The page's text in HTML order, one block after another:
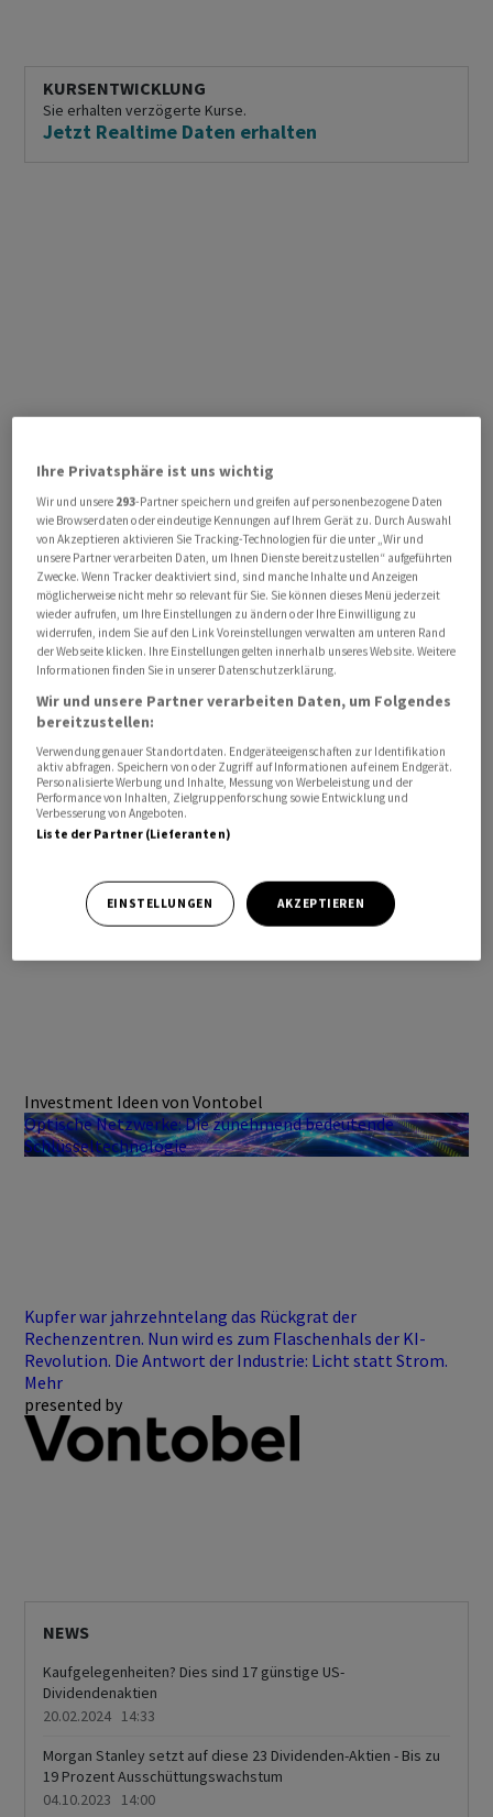
KURSENTWICKLUNG
Sie erhalten verzögerte Kurse.
Jetzt Realtime Daten erhalten
Investment Ideen von Vontobel
Optische Netzwerke: Die zunehmend bedeutende
Schlüsseltechnologie
Kupfer war jahrzehntelang das Rückgrat der
Rechenzentren. Nun wird es zum Flaschenhals der KI-
Revolution. Die Antwort der Industrie: Licht statt Strom.
Mehr
presented by
NEWS
Kaufgelegenheiten? Dies sind 17 günstige US-
Dividendenaktien
20.02.2024 14:33
Morgan Stanley setzt auf diese 23 Dividenden-Aktien - Bis zu
19 Prozent Ausschüttungswachstum
04.10.2023 14:00
Ihre Privatsphäre ist uns wichtig
Wir und unsere 293-Partner speichern und greifen auf personenbezogene Daten
wie Browserdaten oder eindeutige Kennungen auf Ihrem Gerät zu. Durch Auswahl
von Akzeptieren aktivieren Sie Tracking-Technologien für die unter „Wir und
unsere Partner verarbeiten Daten, um Ihnen Dienste bereitzustellen“ aufgeführten
Zwecke. Wenn Tracker deaktiviert sind, sind manche Inhalte und Anzeigen
möglicherweise nicht mehr so relevant für Sie. Sie können dieses Menü jederzeit
wieder aufrufen, um Ihre Einstellungen zu ändern oder Ihre Einwilligung zu
widerrufen, indem Sie auf den Link Voreinstellungen verwalten am unteren Rand
der Webseite klicken. Ihre Einstellungen gelten innerhalb unseres Website. Weitere
Informationen finden Sie in unserer Datenschutzerklärung.
Wir und unsere Partner verarbeiten Daten, um Folgendes
bereitzustellen:
Verwendung genauer Standortdaten. Endgeräteeigenschaften zur Identifikation
aktiv abfragen. Speichern von oder Zugriff auf Informationen auf einem Endgerät.
Personalisierte Werbung und Inhalte, Messung von Werbeleistung und der
Performance von Inhalten, Zielgruppenforschung sowie Entwicklung und
Verbesserung von Angeboten.
Liste der Partner (Lieferanten)
EINSTELLUNGEN AKZEPTIEREN